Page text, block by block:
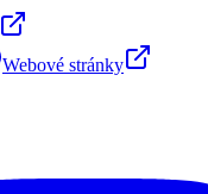
Webové stránky